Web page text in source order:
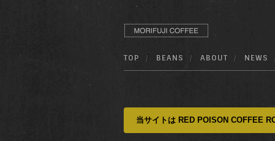
TOP BEANS ABOUT NEWS
当サイトは RED POISON COFFEE